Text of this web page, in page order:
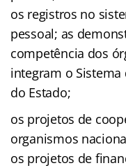
os registros no
pessoal; as
competência dos
integram o
do Estado;
os projetos de
organismos
os projetos de